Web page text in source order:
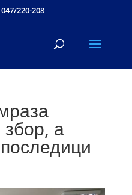
220-208
збор, а